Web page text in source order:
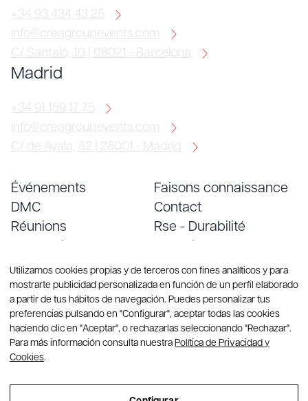
+34 93 434 43 25
info@creagroupevents.com
C/ Santaló, 10 | 08021 - Barcelona
Madrid
+34 91 159 17 75
info@creagroupevents.com
C/ de Ayala, 82 | 28001 - Madrid
Événements
DMC
Réunions
Services
Faisons connaissance
Contact
Rse - Durabilité
Blog
Utilizamos cookies propias y de terceros con fines analíticos y para
mostrarte publicidad personalizada en función de un perfil elaborado
a partir de tus hábitos de navegación. Puedes personalizar tus
preferencias pulsando en "Configurar", aceptar todas las cookies
haciendo clic en "Aceptar", o rechazarlas seleccionando "Rechazar".
Para más información consulta nuestra Política de Privacidad y
Cookies.